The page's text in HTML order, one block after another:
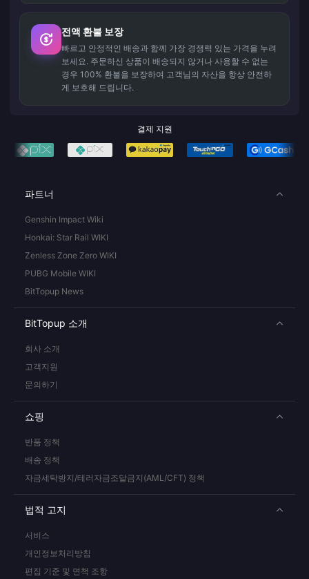
전액 환불 보장
빠르고 안정적인 배송과 함께 가장 경쟁력 있는 가격을 누려
보세요. 주문하신 상품이 배송되지 않거나 사용할 수 없는
경우 100% 환불을 보장하여 고객님의 자산을 항상 안전하
게 보호해 드립니다.
결제 지원
파트너
Genshin Impact Wiki
Honkai: Star Rail WIKI
Zenless Zone Zero WIKI
PUBG Mobile WIKI
BitTopup News
BitTopup 소개
회사 소개
고객지원
문의하기
쇼핑
반품 정책
배송 정책
자금세탁방지/테러자금조달금지(AML/CFT) 정책
법적 고지
서비스
개인정보처리방침
편집 기준 및 면책 조항